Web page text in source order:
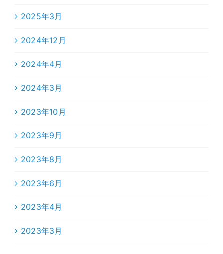
2025年3月
2024年12月
2024年4月
2024年3月
2023年10月
2023年9月
2023年8月
2023年6月
2023年4月
2023年3月